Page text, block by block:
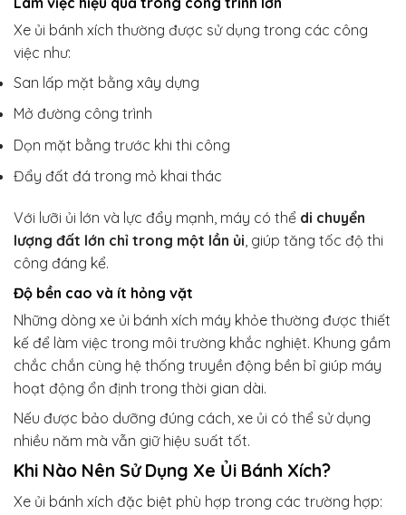
Xe ủi bánh xích thường được sử dụng trong các công
việc như:
San lấp mặt bằng xây dựng
Mở đường công trình
Dọn mặt bằng trước khi thi công
Đẩy đất đá trong mỏ khai thác
Với lưỡi ủi lớn và lực đẩy mạnh, máy có thể di chuyển
lượng đất lớn chỉ trong một lần ủi, giúp tăng tốc độ thi
công đáng kể.
Độ bền cao và ít hỏng vặt
Những dòng xe ủi bánh xích máy khỏe thường được thiết
kế để làm việc trong môi trường khắc nghiệt. Khung gầm
chắc chắn cùng hệ thống truyền động bền bỉ giúp máy
hoạt động ổn định trong thời gian dài.
Nếu được bảo dưỡng đúng cách, xe ủi có thể sử dụng
nhiều năm mà vẫn giữ hiệu suất tốt.
Khi Nào Nên Sử Dụng Xe Ủi Bánh Xích?
Xe ủi bánh xích đặc biệt phù hợp trong các trường hợp: